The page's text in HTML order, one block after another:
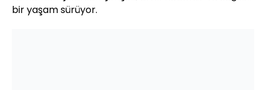
bir yaşam sürüyor.